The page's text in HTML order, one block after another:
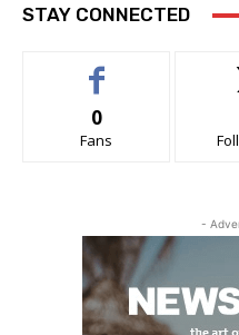
STAY CONNECTED
0
Fans
-